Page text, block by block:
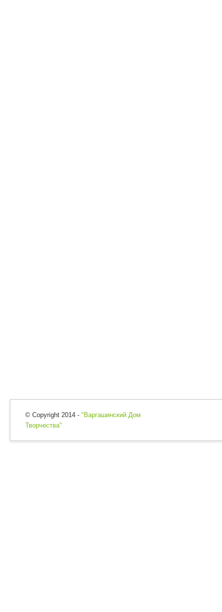
© Copyright 2014 - "Варгашинский Дом
Творчества"